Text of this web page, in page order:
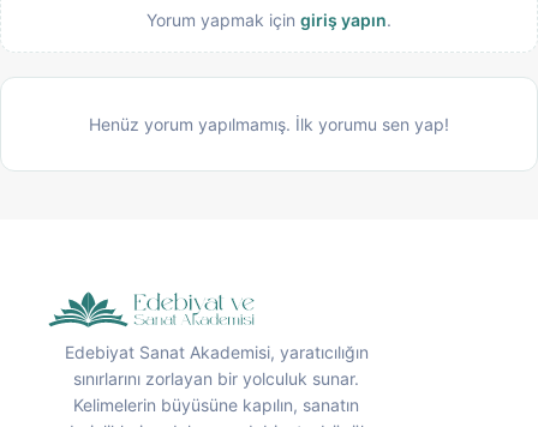
Yorum yapmak için giriş yapın.
Henüz yorum yapılmamış. İlk yorumu sen yap!
Edebiyat Sanat Akademisi, yaratıcılığın
sınırlarını zorlayan bir yolculuk sunar.
Kelimelerin büyüsüne kapılın, sanatın